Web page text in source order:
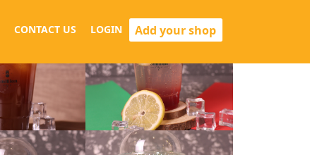
CONTACT US LOGIN Add your shop